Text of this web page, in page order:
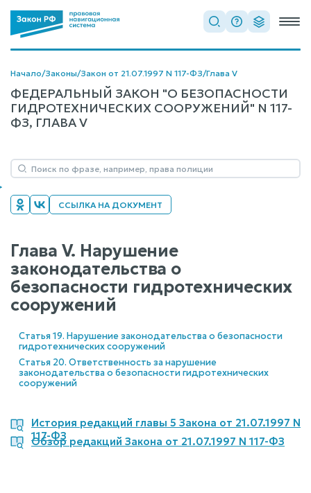
Начало/Законы/Закон от 21.07.1997 N 117-ФЗ/Глава V
ФЕДЕРАЛЬНЫЙ ЗАКОН "О БЕЗОПАСНОСТИ
ГИДРОТЕХНИЧЕСКИХ СООРУЖЕНИЙ" N 117-
ФЗ, ГЛАВА V
ССЫЛКА НА ДОКУМЕНТ
Глава V. Нарушение
законодательства о
безопасности гидротехнических
сооружений
Статья 19. Нарушение законодательства о безопасности
гидротехнических сооружений
Статья 20. Ответственность за нарушение
законодательства о безопасности гидротехнических
сооружений
История редакций главы 5 Закона от 21.07.1997 N
117-ФЗ
Обзор редакций Закона от 21.07.1997 N 117-ФЗ